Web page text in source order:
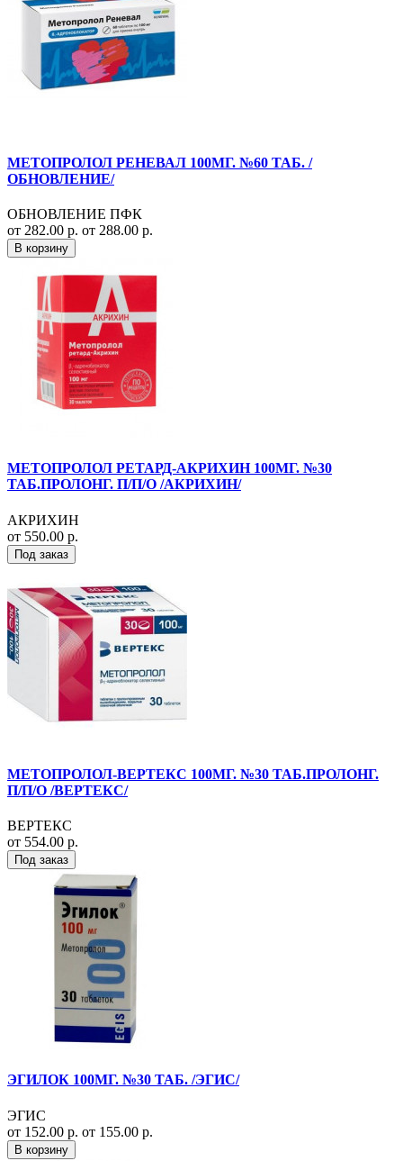
МЕТОПРОЛОЛ РЕНЕВАЛ 100МГ. №60 ТАБ. /
ОБНОВЛЕНИЕ/
ОБНОВЛЕНИЕ ПФК
от 282.00 р. от 288.00 р.
В корзину
МЕТОПРОЛОЛ РЕТАРД-АКРИХИН 100МГ. №30
ТАБ.ПРОЛОНГ. П/П/О /АКРИХИН/
АКРИХИН
от 550.00 р.
Под заказ
МЕТОПРОЛОЛ-ВЕРТЕКС 100МГ. №30 ТАБ.ПРОЛОНГ.
П/П/О /ВЕРТЕКС/
ВЕРТЕКС
от 554.00 р.
Под заказ
ЭГИЛОК 100МГ. №30 ТАБ. /ЭГИС/
ЭГИС
от 152.00 р. от 155.00 р.
В корзину